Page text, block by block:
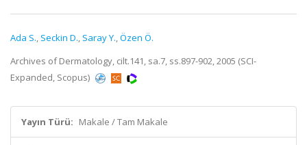
Ada S., Seckin D., Saray Y.,Özen Ö.
Archives of Dermatology, cilt.141, sa.7, ss.897-902, 2005 (SCI-
Expanded, Scopus)
Yayın Türü: Makale / Tam Makale